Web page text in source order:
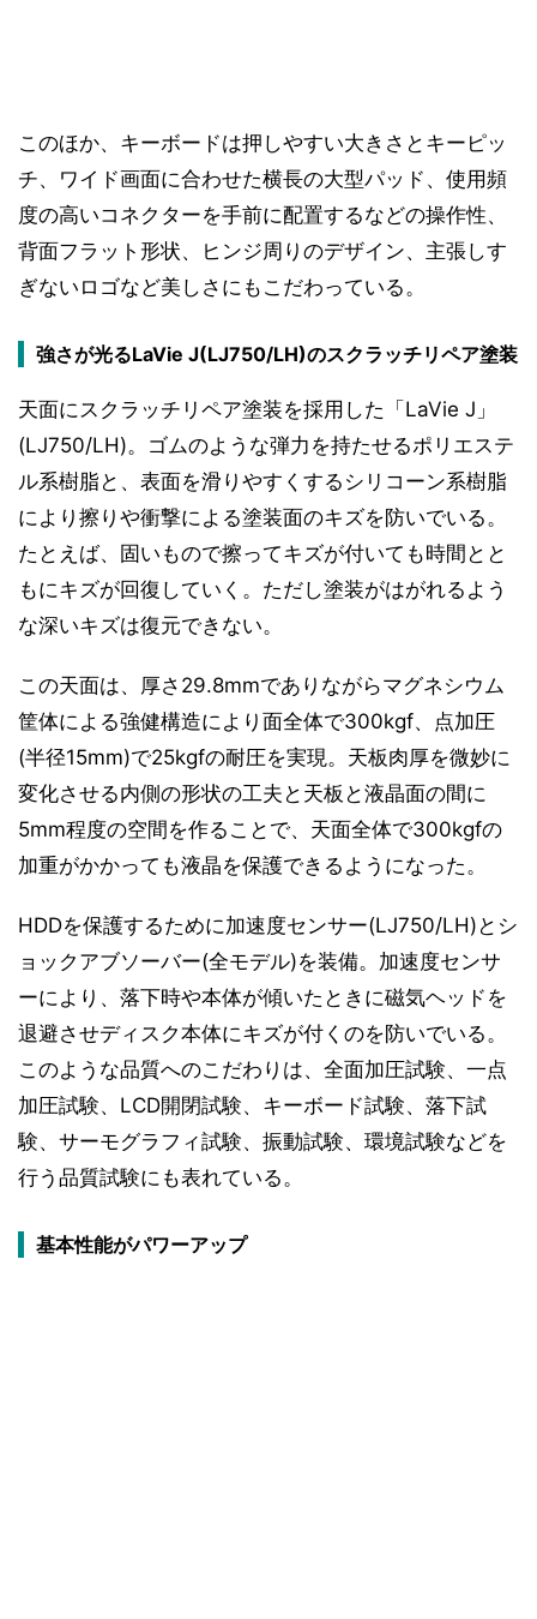
このほか、キーボードは押しやすい大きさとキーピッ
チ、ワイド画面に合わせた横長の大型パッド、使用頻
度の高いコネクターを手前に配置するなどの操作性、
背面フラット形状、ヒンジ周りのデザイン、主張しす
ぎないロゴなど美しさにもこだわっている。
強さが光るLaVie J(LJ750/LH)のスクラッチリペア塗装
天面にスクラッチリペア塗装を採用した「LaVie J」
(LJ750/LH)。ゴムのような弾力を持たせるポリエステ
ル系樹脂と、表面を滑りやすくするシリコーン系樹脂
により擦りや衝撃による塗装面のキズを防いでいる。
たとえば、固いもので擦ってキズが付いても時間とと
もにキズが回復していく。ただし塗装がはがれるよう
な深いキズは復元できない。
この天面は、厚さ29.8mmでありながらマグネシウム
筐体による強健構造により面全体で300kgf、点加圧
(半径15mm)で25kgfの耐圧を実現。天板肉厚を微妙に
変化させる内側の形状の工夫と天板と液晶面の間に
5mm程度の空間を作ることで、天面全体で300kgfの
加重がかかっても液晶を保護できるようになった。
HDDを保護するために加速度センサー(LJ750/LH)とシ
ョックアブソーバー(全モデル)を装備。加速度センサ
ーにより、落下時や本体が傾いたときに磁気ヘッドを
退避させディスク本体にキズが付くのを防いでいる。
このような品質へのこだわりは、全面加圧試験、一点
加圧試験、LCD開閉試験、キーボード試験、落下試
験、サーモグラフィ試験、振動試験、環境試験などを
行う品質試験にも表れている。
基本性能がパワーアップ